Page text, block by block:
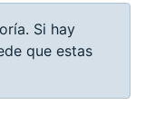
Si hay
que estas